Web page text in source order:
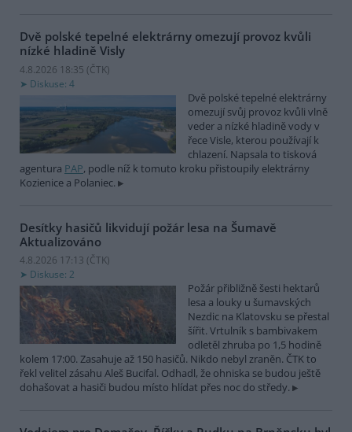
Dvě polské tepelné elektrárny omezují provoz kvůli
nízké hladině Visly
4.8.2026 18:35 (ČTK)
Diskuse: 4
Dvě polské tepelné elektrárny
omezují svůj provoz kvůli vlně
veder a nízké hladině vody v
řece Visle, kterou používají k
chlazení. Napsala to tisková
agentura PAP, podle níž k tomuto kroku přistoupily elektrárny
Kozienice a Polaniec.
Desítky hasičů likvidují požár lesa na Šumavě
Aktualizováno
4.8.2026 17:13 (ČTK)
Diskuse: 2
Požár přibližně šesti hektarů
lesa a louky u šumavských
Nezdic na Klatovsku se přestal
šířit. Vrtulník s bambivakem
odletěl zhruba po 1,5 hodině
kolem 17:00. Zasahuje až 150 hasičů. Nikdo nebyl zraněn. ČTK to
řekl velitel zásahu Aleš Bucifal. Odhadl, že ohniska se budou ještě
dohašovat a hasiči budou místo hlídat přes noc do středy.